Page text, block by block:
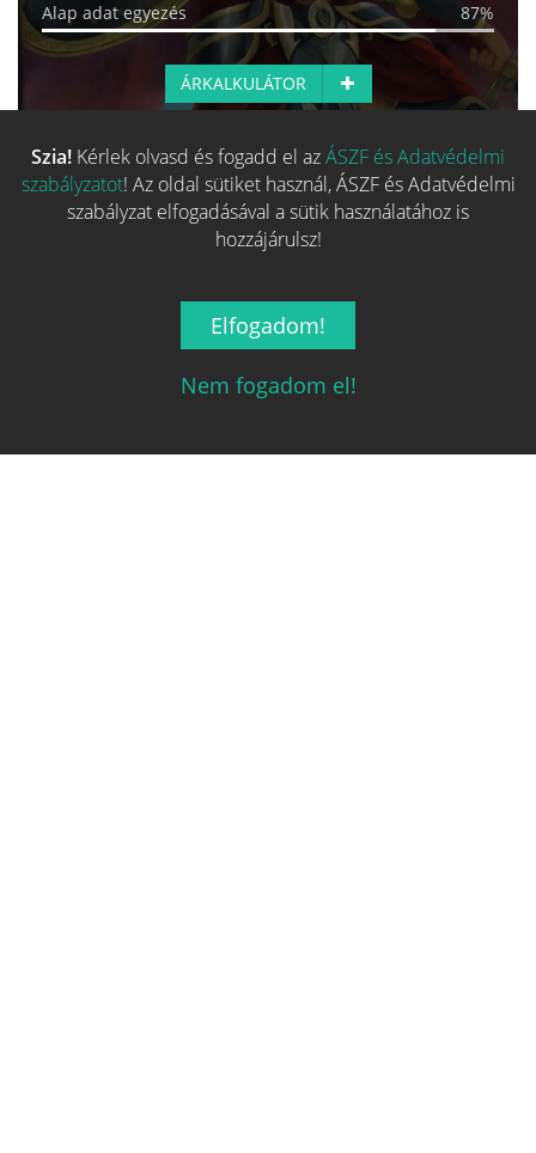
Alap adat egyezés 87%
ÁRKALKULÁTOR
Több hasonló játék keresése
Szia! Kérlek olvasd és fogadd el azÁSZF és Adatvédelmi
szabályzatot! Az oldal sütiket használ, ÁSZF és Adatvédelmi
szabályzat elfogadásával a sütik használatához is
hozzájárulsz!
Elfogadom!
Nem fogadom el!